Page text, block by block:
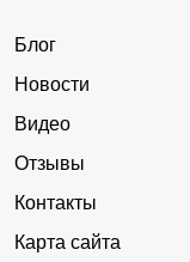
Блог
Новости
Видео
Отзывы
Контакты
Карта сайта